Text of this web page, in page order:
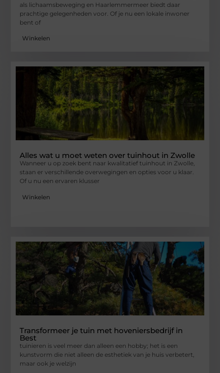
als lichaamsbeweging en Haarlemmermeer biedt daar
prachtige gelegenheden voor. Of je nu een lokale inwoner
bent of
Winkelen
Alles wat u moet weten over tuinhout in Zwolle
Wanneer u op zoek bent naar kwalitatief tuinhout in Zwolle,
staan er verschillende overwegingen en opties voor u klaar.
Of u nu een ervaren klusser
Winkelen
Transformeer je tuin met hoveniersbedrijf in
Best
tuinieren is veel meer dan alleen een hobby; het is een
kunstvorm die niet alleen de esthetiek van je huis verbetert,
maar ook je welzijn